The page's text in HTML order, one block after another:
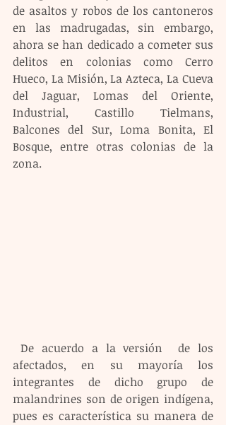
de asaltos y robos de los cantoneros
en las madrugadas, sin embargo,
ahora se han dedicado a cometer sus
delitos en colonias como Cerro
Hueco, La Misión, La Azteca, La Cueva
del Jaguar, Lomas del Oriente,
Industrial, Castillo Tielmans,
Balcones del Sur, Loma Bonita, El
Bosque, entre otras colonias de la
zona.
afectados, en su mayoría los
integrantes de dicho grupo de
malandrines son de origen indígena,
pues es característica su manera de